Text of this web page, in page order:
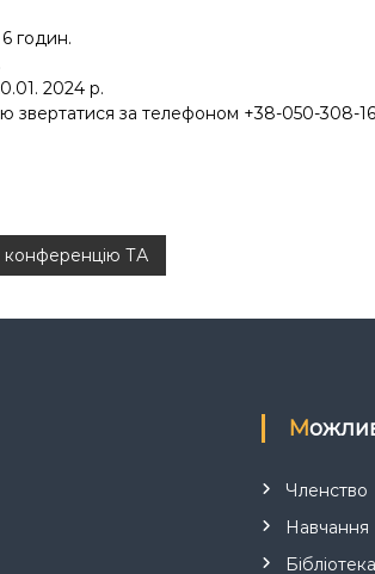
годин.
2024 р.
звертатися за телефоном +38-050-308-
конференцію ТА
Членство
Навчання
Бібліотека